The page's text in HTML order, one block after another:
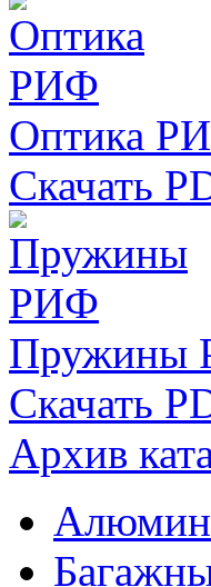
Оптика
Скачать
Пружины
Скачать
Архив